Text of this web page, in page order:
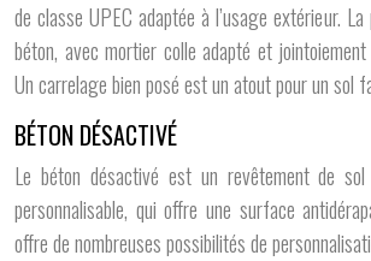
de classe UPEC adaptée à l’usage extérieur.
béton, avec mortier colle adapté et
Un carrelage bien posé est un atout pour un sol
BÉTON DÉSACTIVÉ
Le béton désactivé est un revêtement de
personnalisable, qui offre une surface
offre de nombreuses possibilités de